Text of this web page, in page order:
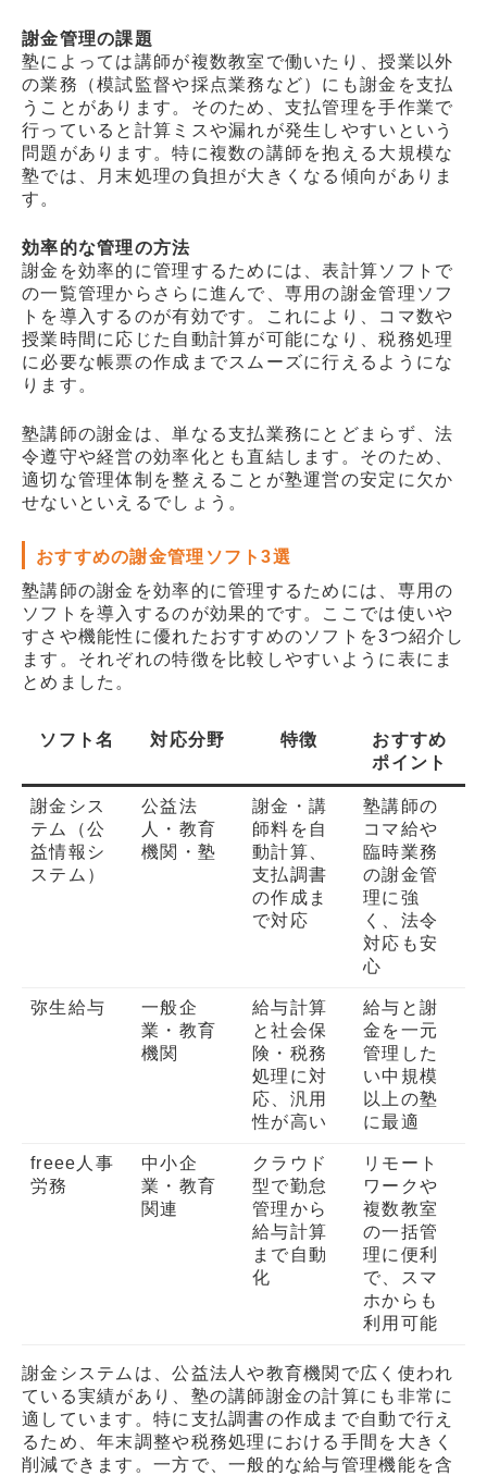
謝金管理の課題
塾によっては講師が複数教室で働いたり、授業以外
の業務（模試監督や採点業務など）にも謝金を支払
うことがあります。そのため、支払管理を手作業で
行っていると計算ミスや漏れが発生しやすいという
問題があります。特に複数の講師を抱える大規模な
塾では、月末処理の負担が大きくなる傾向がありま
す。
効率的な管理の方法
謝金を効率的に管理するためには、表計算ソフトで
の一覧管理からさらに進んで、専用の謝金管理ソフ
トを導入するのが有効です。これにより、コマ数や
授業時間に応じた自動計算が可能になり、税務処理
に必要な帳票の作成までスムーズに行えるようにな
ります。
塾講師の謝金は、単なる支払業務にとどまらず、法
令遵守や経営の効率化とも直結します。そのため、
適切な管理体制を整えることが塾運営の安定に欠か
せないといえるでしょう。
おすすめの謝金管理ソフト3選
塾講師の謝金を効率的に管理するためには、専用の
ソフトを導入するのが効果的です。ここでは使いや
すさや機能性に優れたおすすめのソフトを3つ紹介し
ます。それぞれの特徴を比較しやすいように表にま
とめました。
ソフト名 対応分野 特徴
おすすめ
ポイント
謝金シス
テム（公
益情報シ
ステム）
公益法
人・教育
機関・塾
謝金・講
師料を自
動計算、
支払調書
の作成ま
で対応
塾講師の
コマ給や
臨時業務
の謝金管
理に強
く、法令
対応も安
心
弥生給与
一般企
業・教育
機関
給与計算
と社会保
険・税務
処理に対
応、汎用
性が高い
給与と謝
金を一元
管理した
い中規模
以上の塾
に最適
freee人事
労務
中小企
業・教育
関連
クラウド
型で勤怠
管理から
給与計算
まで自動
化
リモート
ワークや
複数教室
の一括管
理に便利
で、スマ
ホからも
利用可能
謝金システムは、公益法人や教育機関で広く使われ
ている実績があり、塾の講師謝金の計算にも非常に
適しています。特に支払調書の作成まで自動で行え
るため、年末調整や税務処理における手間を大きく
削減できます。一方で、一般的な給与管理機能を含